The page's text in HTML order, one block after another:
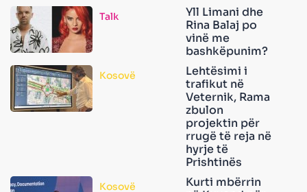
Talk
Yll Limani dhe
Rina Balaj po
vinë me
bashkëpunim?
Kosovë
Lehtësimi i
trafikut në
Veternik, Rama
zbulon
projektin për
rrugë të reja në
hyrje të
Prishtinës
Kosovë
Kurti mbërrin